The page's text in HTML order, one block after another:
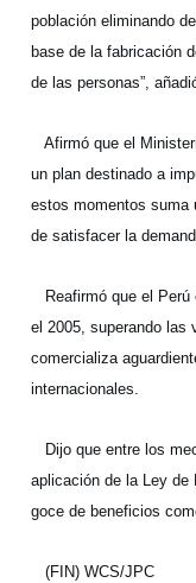
población eliminando
base de la fabricación
de las personas”,
Afirmó que el
un plan destinado a
estos momentos suma
de satisfacer la
Reafirmó que el Perú
el 2005, superando las
comercializa
internacionales.
Dijo que entre los
aplicación de la Ley de
goce de beneficios
(FIN) WCS/JPC